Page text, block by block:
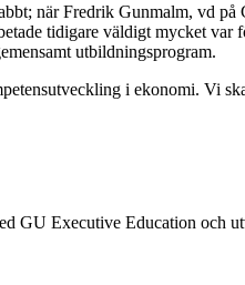
när Fredrik Gunmalm, vd
tidigare väldigt mycket var
utbildningsprogram.
i ekonomi. Vi
GU Executive Education och